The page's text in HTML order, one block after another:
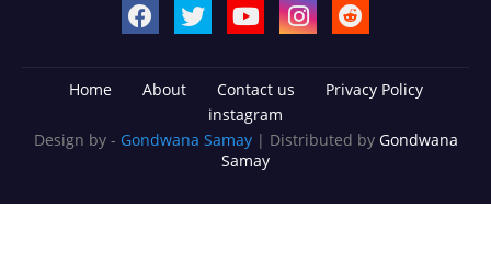
Home About Contact us
Privacy Policy
instagram
Design by - Gondwana Samay | Distributed by Gondwana
Samay